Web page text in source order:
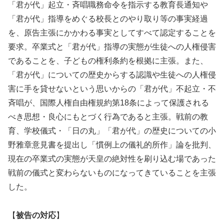
「君が代」起立・斉唱職務命令を指示する教育長通知や
「君が代」指導をめぐる校長とのやり取り等の事実経過
を、原告主張にかかわる事実としてすべて認定することを
要求。卒業式と「君が代」指導の実態が生徒への人権侵害
であることを、子どもの権利条約を根拠に主張。また、
「君が代」についての歴史からする認識や生徒への人権侵
害に手を貸せないという思いからの「君が代」不起立・不
斉唱が、国際人権自由権規約第18条によって保護される
べき思想・良心にもとづく行為であると主張。戦前の教
育、学校儀式・「日の丸」「君が代」の歴史についての小
野雅章意見書を提出し「慣例上の儀礼的所作」論を批判、
現在の卒業式の実態が天皇の絶対性を刷り込む場であった
戦前の儀式と変わらないものになってきていることを主張
した。
【被告の対応】